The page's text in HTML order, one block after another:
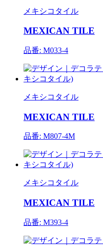
メキシコタイル
MEXICAN TILE
品番: M033-4
メキシコタイル
MEXICAN TILE
品番: M807-4M
メキシコタイル
MEXICAN TILE
品番: M393-4